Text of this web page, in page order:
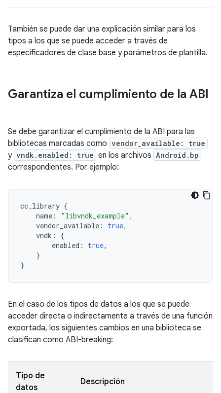
También se puede dar una explicación similar para los
tipos a los que se puede acceder a través de
especificadores de clase base y parámetros de plantilla.
Garantiza el cumplimiento de la ABI
Se debe garantizar el cumplimiento de la ABI para las
bibliotecas marcadas como vendor_available: true
y vndk.enabled: true en los archivos Android.bp
correspondientes. Por ejemplo:
cc_library {
name : "libvndk_example" ,
vendor_available : true,
vndk :
{
enabled : true,
}
}
En el caso de los tipos de datos a los que se puede
acceder directa o indirectamente a través de una función
exportada, los siguientes cambios en una biblioteca se
clasifican como ABI-breaking:
Tipo de
datos
Descripción